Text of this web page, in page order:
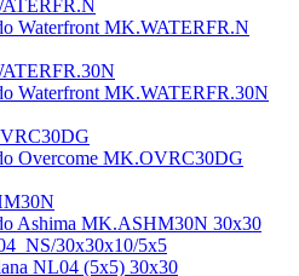
Waterfront MK.WATERFR.N
Waterfront MK.WATERFR.30N
Overcome MK.OVRC30DG
Ashima MK.ASHM30N 30x30
NL04 (5х5) 30x30